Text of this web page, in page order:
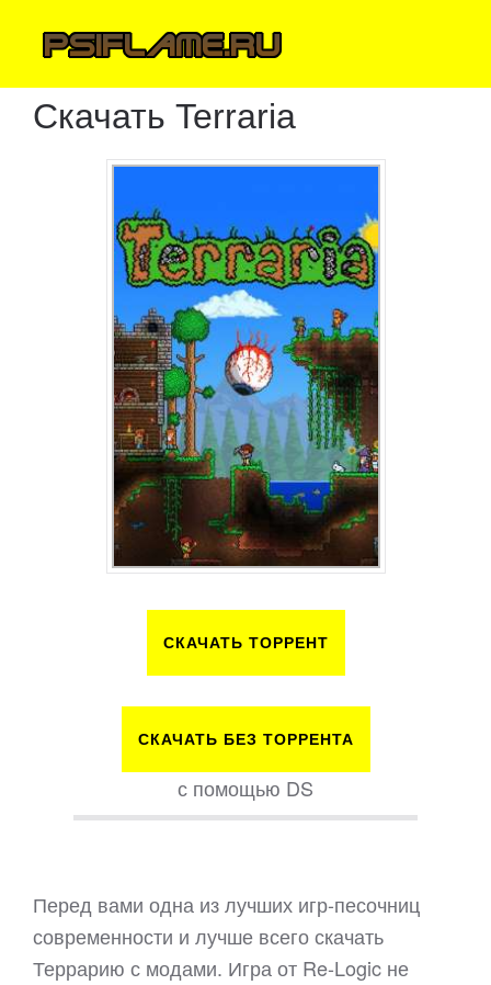
Скачать Terraria
СКАЧАТЬ ТОРРЕНТ
СКАЧАТЬ БЕЗ ТОРРЕНТА
с помощью DS
Перед вами одна из лучших игр-песочниц
современности и лучше всего скачать
Террарию с модами. Игра от Re-Logic не